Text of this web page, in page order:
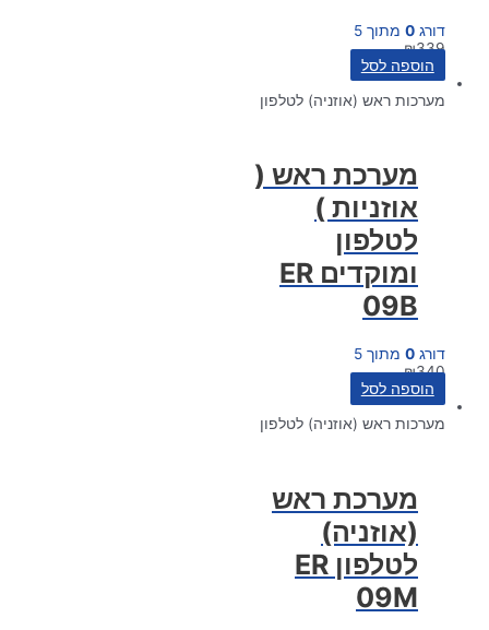
דורג 0 מתוך 5
₪339
הוספה לסל
מערכות ראש (אוזניה) לטלפון
מערכת ראש (
אוזניות )
לטלפון
ומוקדים ER
09B
דורג 0 מתוך 5
₪340
הוספה לסל
מערכות ראש (אוזניה) לטלפון
מערכת ראש
(אוזניה)
לטלפון ER
09M